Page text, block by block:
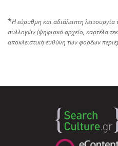
*Η εύρυθμη και αδιάλειπτη
συλλογών (ψηφιακό αρχείο, καρτέλα
αποκλειστική ευθύνη των φορέων